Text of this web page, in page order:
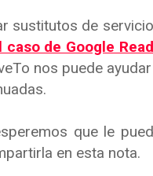
sustitutos de
caso de Google
nos puede
que le
en esta nota.